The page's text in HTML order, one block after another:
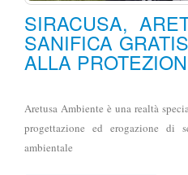
SIRACUSA,
SANIFICA
ALLA
Aretusa Ambiente è una realtà
progettazione ed erogazione di
ambientale